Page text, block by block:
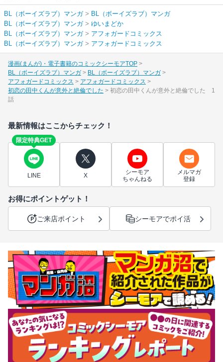
BL（ボーイズラブ）マンガ> BL（ボーイズラブ）マンガ
BL（ボーイズラブ）マンガ> ゆいまどか
BL（ボーイズラブ）マンガ> アフォガードコミックス
BL（ボーイズラブ）マンガ> アフォガードコミックス
漫画(まんが)・電子書籍のコミックシーモアTOP
BL（ボーイズラブ）マンガ
BL（ボーイズラブ）マンガ
アフォガードコミックス
アフォガードコミックス
初恋の田中くんが意外と絶倫でした
初恋の田中くんが意外と絶倫でした 1
話
最新情報はここからチェック！
限定特典GET
LINE X
シーモア
ちゃんねる
メルマガ
登録
お得にポイントゲット！
ご来店ポイント シーモアでポイ活